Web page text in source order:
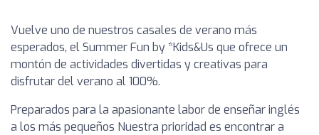
Vuelve uno de nuestros casales de verano más
esperados, el Summer Fun by *Kids&Us que ofrece un
montón de actividades divertidas y creativas para
disfrutar del verano al 100%.
Preparados para la apasionante labor de enseñar inglés
a los más pequeños Nuestra prioridad es encontrar a